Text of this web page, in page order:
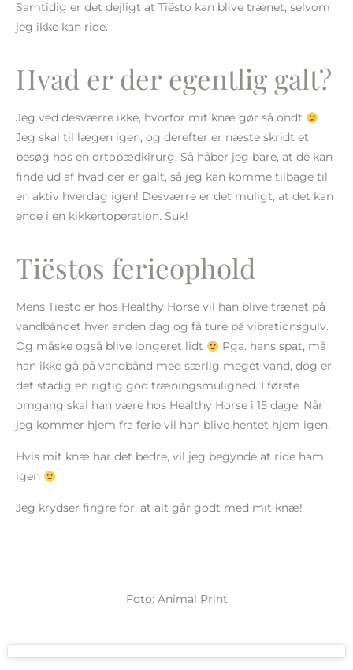
Samtidig er det dejligt at Tiësto kan blive trænet, selvom
jeg ikke kan ride.
Hvad er der egentlig galt?
Jeg ved desværre ikke, hvorfor mit knæ gør så ondt
Jeg skal til lægen igen, og derefter er næste skridt et
besøg hos en ortopædkirurg. Så håber jeg bare, at de kan
finde ud af hvad der er galt, så jeg kan komme tilbage til
en aktiv hverdag igen! Desværre er det muligt, at det kan
ende i en kikkertoperation. Suk!
Tiëstos ferieophold
Mens Tiësto er hos Healthy Horse vil han blive trænet på
vandbåndet hver anden dag og få ture på vibrationsgulv.
Og måske også blive longeret lidt
Pga. hans spat, må
han ikke gå på vandbånd med særlig meget vand, dog er
det stadig en rigtig god træningsmulighed. I første
omgang skal han være hos Healthy Horse i 15 dage. Når
jeg kommer hjem fra ferie vil han blive hentet hjem igen.
Hvis mit knæ har det bedre, vil jeg begynde at ride ham
igen
Jeg krydser fingre for, at alt går godt med mit knæ!
Foto: Animal Print